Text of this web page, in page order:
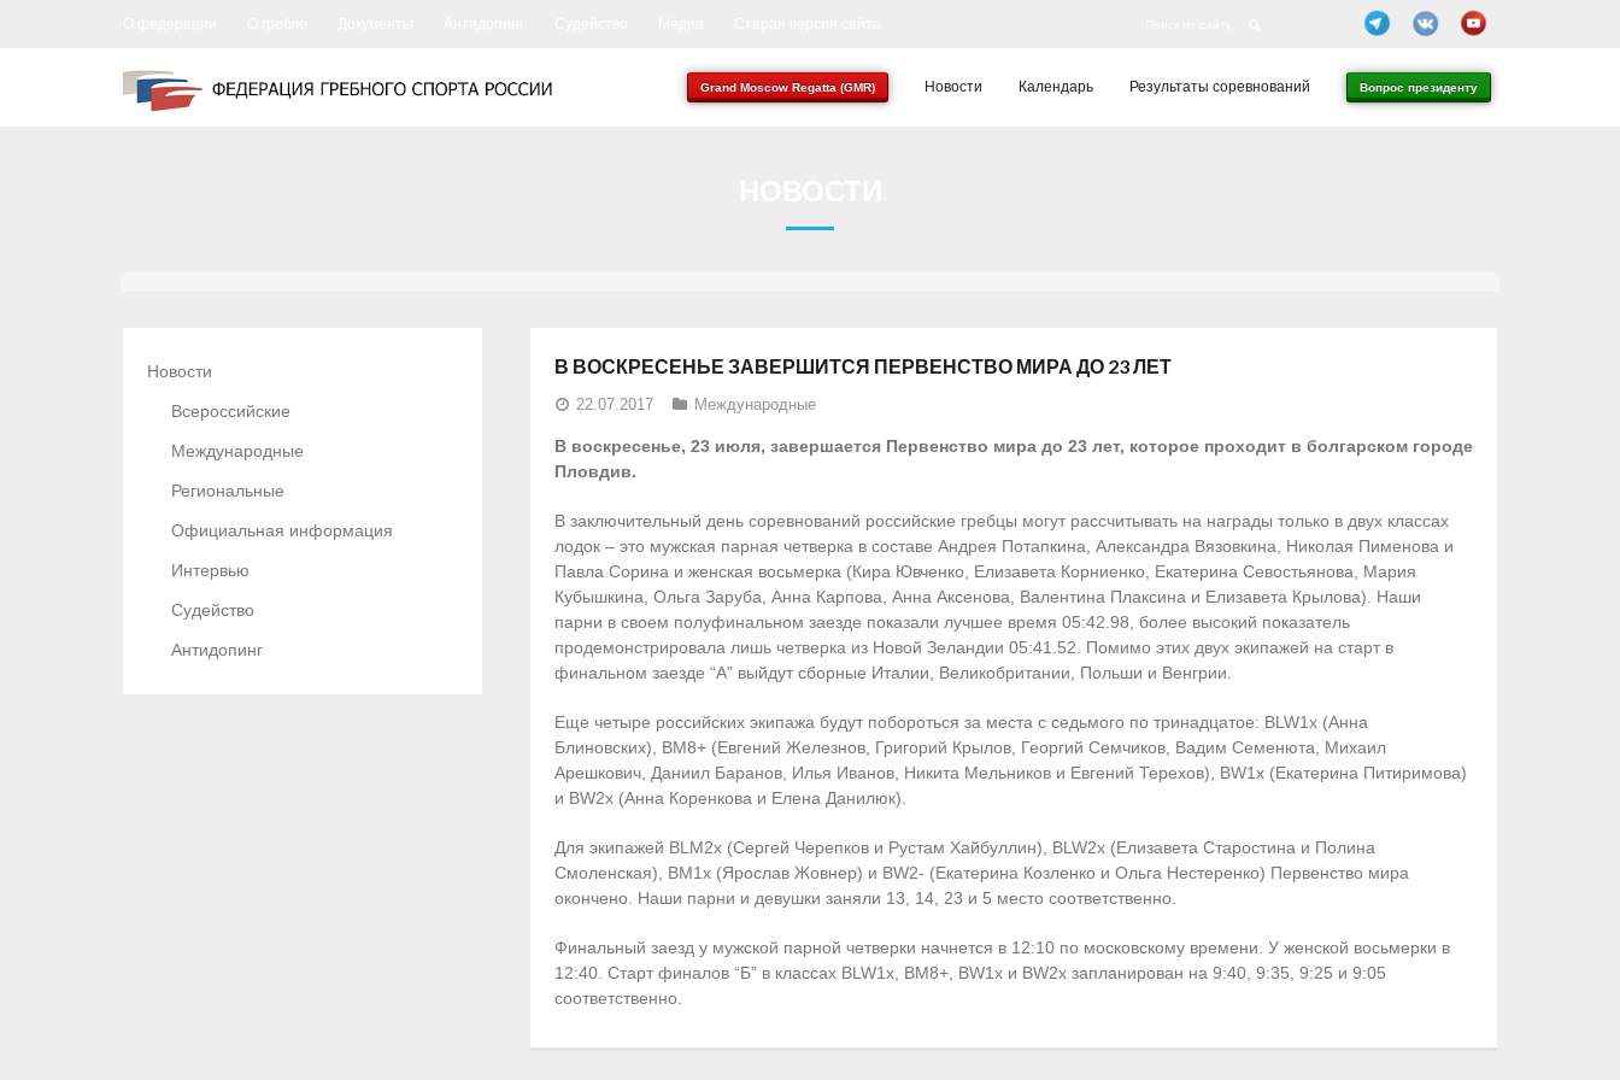
Grand Moscow Regatta (GMR) Новости Календарь Результаты соревнований Вопрос президенту
В ВОСКРЕСЕНЬЕ ЗАВЕРШИТСЯ ПЕРВЕНСТВО МИРА ДО 23 ЛЕТ
22.07.2017 Международные
В воскресенье, 23 июля, завершается Первенство мира до 23 лет, которое проходит в болгарском городе
Пловдив.
В заключительный день соревнований российские гребцы могут рассчитывать на награды только в двух классах
лодок – это мужская парная четверка в составе Андрея Потапкина, Александра Вязовкина, Николая Пименова и
Павла Сорина и женская восьмерка (Кира Ювченко, Елизавета Корниенко, Екатерина Севостьянова, Мария
Кубышкина, Ольга Заруба, Анна Карпова, Анна Аксенова, Валентина Плаксина и Елизавета Крылова). Наши
парни в своем полуфинальном заезде показали лучшее время 05:42.98, более высокий показатель
продемонстрировала лишь четверка из Новой Зеландии 05:41.52. Помимо этих двух экипажей на старт в
финальном заезде “А” выйдут сборные Италии, Великобритании, Польши и Венгрии.
Еще четыре российских экипажа будут побороться за места с седьмого по тринадцатое: BLW1x (Анна
Блиновских), BM8+ (Евгений Железнов, Григорий Крылов, Георгий Семчиков, Вадим Семенюта, Михаил
Арешкович, Даниил Баранов, Илья Иванов, Никита Мельников и Евгений Терехов), BW1x (Екатерина Питиримова)
и BW2x (Анна Коренкова и Елена Данилюк).
Для экипажей BLM2x (Сергей Черепков и Рустам Хайбуллин), BLW2x (Елизавета Старостина и Полина
Смоленская), BM1x (Ярослав Жовнер) и BW2- (Екатерина Козленко и Ольга Нестеренко) Первенство мира
окончено. Наши парни и девушки заняли 13, 14, 23 и 5 место соответственно.
Финальный заезд у мужской парной четверки начнется в 12:10 по московскому времени. У женской восьмерки в
12:40. Старт финалов “Б” в классах BLW1x, BM8+, BW1x и BW2x запланирован на 9:40, 9:35, 9:25 и 9:05
соответственно.
Новости
Всероссийские
Международные
Региональные
Официальная информация
Интервью
Судейство
Антидопинг